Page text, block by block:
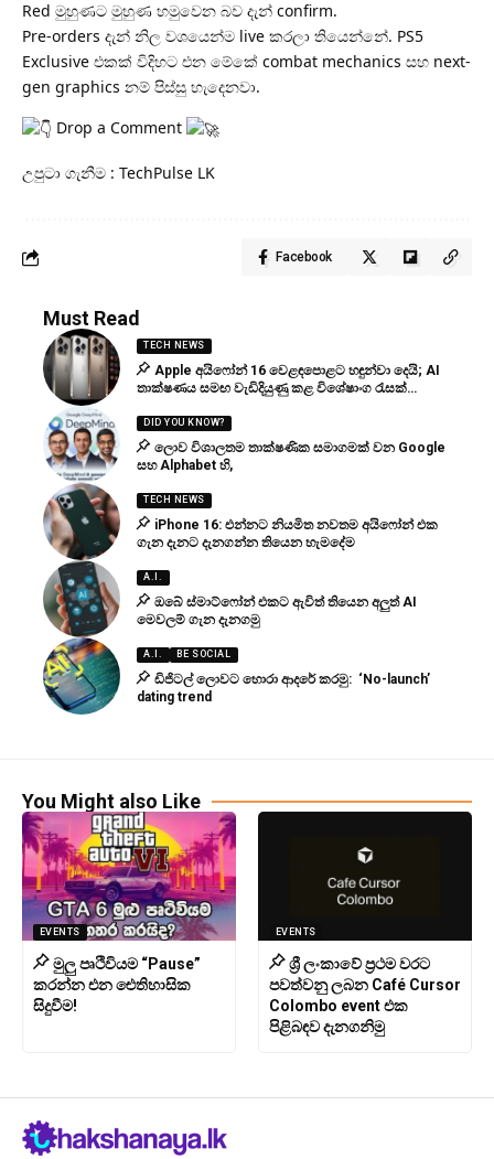
Red මුහුණට මුහුණ හමුවෙන බව දැන් confirm.
Pre-orders දැන් නිල වශයෙන්ම live කරලා තියෙන්නේ. PS5
Exclusive එකක් විදිහට එන මේකේ combat mechanics සහ next-
gen graphics නම් පිස්සු හැදෙනවා.
Drop a Comment
උපුටා ගැනීම : TechPulse LK
Facebook
Must Read
TECH NEWS
Apple අයිෆෝන් 16 වෙළඳපොළට හඳුන්වා දෙයි; AI
තාක්ෂණය සමඟ වැඩිදියුණු කළ විශේෂාංග රැසක්…
DID YOU KNOW?
ලොව විශාලතම තාක්ෂණික සමාගමක් වන Google
සහ Alphabet හි,
TECH NEWS
iPhone 16: එන්නට නියමිත නවතම අයිෆෝන් එක
ගැන දැනට දැනගන්න තියෙන හැමදේම
A.I.
ඔබේ ස්මාට්ෆෝන් එකට ඇවිත් තියෙන අලුත් AI
මෙවලම් ගැන දැනගමු
A.I. BE SOCIAL
ඩිජිටල් ලොවට හොරා ආදරේ කරමු: ‘No-launch’
dating trend
You Might also Like
EVENTS
මුලු පෘථිවියම “Pause”
කරන්න එන ඓතිහාසික
සිදුවීම!
EVENTS
ශ්‍රී ලංකාවේ ප්‍රථම වරට
පවත්වනු ලබන Café Cursor
Colombo event එක
පිළිබඳව දැනගනිමු